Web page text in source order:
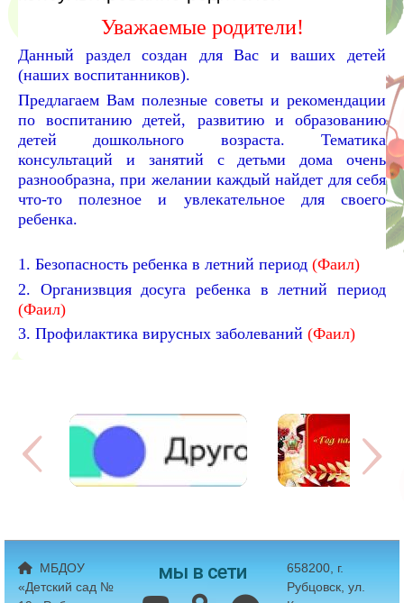
Уважаемые родители!
Данный раздел создан для Вас и ваших детей
(наших воспитанников).
Предлагаем Вам полезные советы и рекомендации
по воспитанию детей, развитию и образованию
детей дошкольного возраста. Тематика
консультаций и занятий с детьми дома очень
разнообразна, при желании каждый найдет для себя
что-то полезное и увлекательное для своего
ребенка.
1. Безопасность ребенка в летний период (Фаил)
2. Организвция досуга ребенка в летний период
(Фаил)
3. Профилактика вирусных заболеваний (Фаил)
МБДОУ
«Детский сад №
мы в сети
658200, г.
Рубцовск, ул.